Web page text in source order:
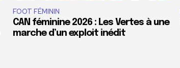
FOOT FÉMININ
CAN féminine 2026 : Les Vertes à une
marche d’un exploit inédit